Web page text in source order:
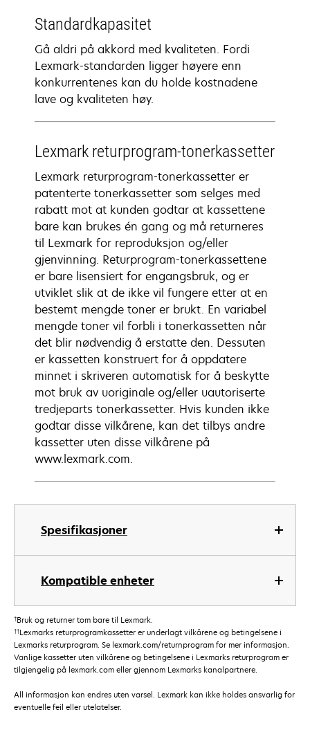
Spesifikasjoner
Kompatible enheter
Standardkapasitet
Gå aldri på akkord med kvaliteten. Fordi
Lexmark-standarden ligger høyere enn
konkurrentenes kan du holde kostnadene
lave og kvaliteten høy.
Lexmark returprogram-tonerkassetter
Lexmark returprogram-tonerkassetter er
patenterte tonerkassetter som selges med
rabatt mot at kunden godtar at kassettene
bare kan brukes én gang og må returneres
til Lexmark for reproduksjon og/eller
gjenvinning. Returprogram-tonerkassettene
er bare lisensiert for engangsbruk, og er
utviklet slik at de ikke vil fungere etter at en
bestemt mengde toner er brukt. En variabel
mengde toner vil forbli i tonerkassetten når
det blir nødvendig å erstatte den. Dessuten
er kassetten konstruert for å oppdatere
minnet i skriveren automatisk for å beskytte
mot bruk av uoriginale og/eller uautoriserte
tredjeparts tonerkassetter. Hvis kunden ikke
godtar disse vilkårene, kan det tilbys andre
kassetter uten disse vilkårene på
www.lexmark.com.
†Bruk og returner tom bare til Lexmark.
††Lexmarks returprogramkassetter er underlagt vilkårene og betingelsene i
Lexmarks returprogram. Se lexmark.com/returnprogram for mer informasjon.
Vanlige kassetter uten vilkårene og betingelsene i Lexmarks returprogram er
tilgjengelig på lexmark.com eller gjennom Lexmarks kanalpartnere.
All informasjon kan endres uten varsel. Lexmark kan ikke holdes ansvarlig for
eventuelle feil eller utelatelser.